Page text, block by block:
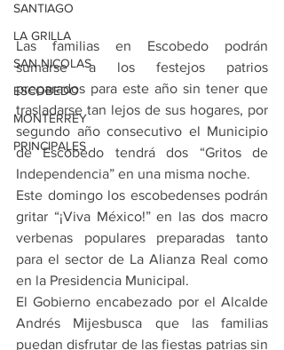
SANTIAGO
LA GRILLA
SAN NICOLAS
ESCOBEDO
MONTERREY
PRINCIPALES
Las familias en Escobedo podrán
sumarse a los festejos patrios
preparados para este año sin tener que
trasladarse tan lejos de sus hogares, por
segundo año consecutivo el Municipio
de Escobedo tendrá dos “Gritos de
Independencia” en una misma noche.
Este domingo los escobedenses podrán
gritar “¡Viva México!” en las dos macro
verbenas populares preparadas tanto
para el sector de La Alianza Real como
en la Presidencia Municipal.
El Gobierno encabezado por el Alcalde
Andrés Mijesbusca que las familias
puedan disfrutar de las fiestas patrias sin